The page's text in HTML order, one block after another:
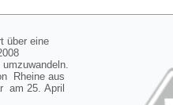
über eine
Rheine aus
am 25. April